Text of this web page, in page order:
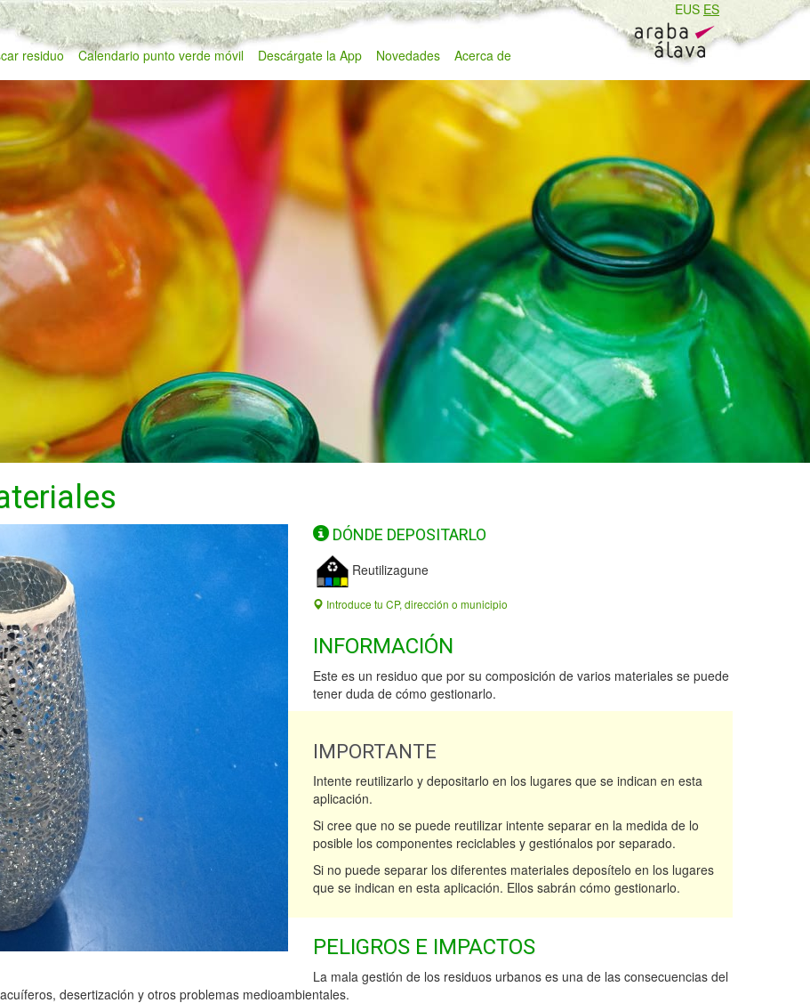
EUS ES
residuo Calendario punto verde móvil Descárgate la App Novedades Acerca de
DÓNDE DEPOSITARLO
Reutilizagune
Introduce tu CP, dirección o municipio
INFORMACIÓN
Este es un residuo que por su composición de varios materiales se puede
tener duda de cómo gestionarlo.
IMPORTANTE
Intente reutilizarlo y depositarlo en los lugares que se indican en esta
aplicación.
Si cree que no se puede reutilizar intente separar en la medida de lo
posible los componentes reciclables y gestiónalos por separado.
Si no puede separar los diferentes materiales deposítelo en los lugares
que se indican en esta aplicación. Ellos sabrán cómo gestionarlo.
PELIGROS E IMPACTOS
La mala gestión de los residuos urbanos es una de las consecuencias del
desertización y otros problemas medioambientales.